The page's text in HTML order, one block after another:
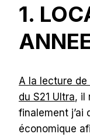
1.
A la lecture de
du S21 Ultra, il
finalement j’ai
économique